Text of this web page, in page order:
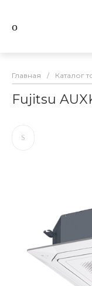
Главная / Каталог
Fujitsu